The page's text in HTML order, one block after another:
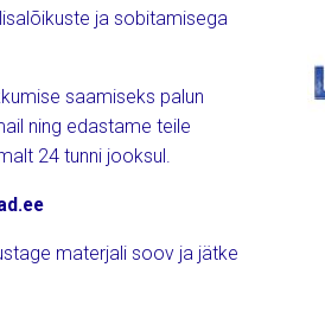
ja sobitamisega
saamiseks palun
ning edastame teile
24 tunni jooksul.
materjali soov ja jätke